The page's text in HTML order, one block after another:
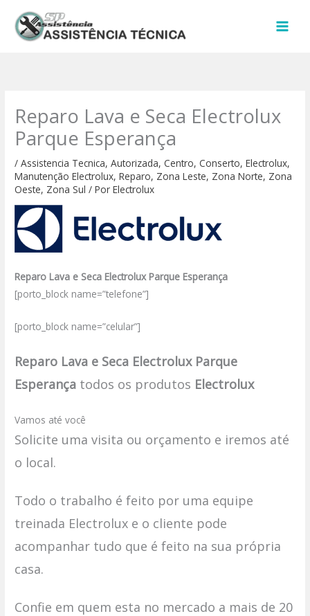
para
Reparo Lava e Seca Electrolux
Parque Esperança
/Assistencia Tecnica,Autorizada,Centro,Conserto,Electrolux,
Manutenção Electrolux,Reparo, Zona Leste, Zona Norte, Zona
Oeste, Zona Sul / PorElectrolux
Reparo Lava e Seca Electrolux Parque Esperança
[porto_block name=”telefone”]
[porto_block name=”celular”]
Reparo Lava e Seca Electrolux Parque
Esperança todos os produtos Electrolux
Vamos até você
Solicite uma visita ou orçamento e iremos até
o local.
Todo o trabalho é feito por uma equipe
treinada Electrolux e o cliente pode
acompanhar tudo que é feito na sua própria
casa.
Confie em quem esta no mercado a mais de 20